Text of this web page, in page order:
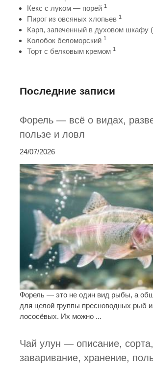
Кекс с луком — порей 1
Пирог из овсяных хлопьев 1
Карп, запеченный в духовом шкафу
Колобок беломорский 1
Торт с белковым кремом 1
Последние записи
Форель — всё о видах,
пользе и ловл
24/07/2026
Форель — это не один вид рыбы, а
для целой группы пресноводных рыб
лососёвых. Их можно ...
Чай улун — описание, сорта,
заваривание, хранение,